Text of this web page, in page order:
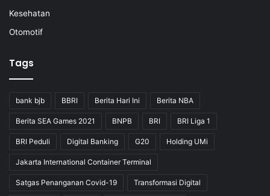
Kesehatan
Otomotif
Tags
bank bjb BBRI Berita Hari Ini Berita NBA
Berita SEA Games 2021 BNPB BRI BRI Liga 1
BRI Peduli Digital Banking G20 Holding UMi
Jakarta International Container Terminal
Satgas Penanganan Covid-19 Transformasi Digital